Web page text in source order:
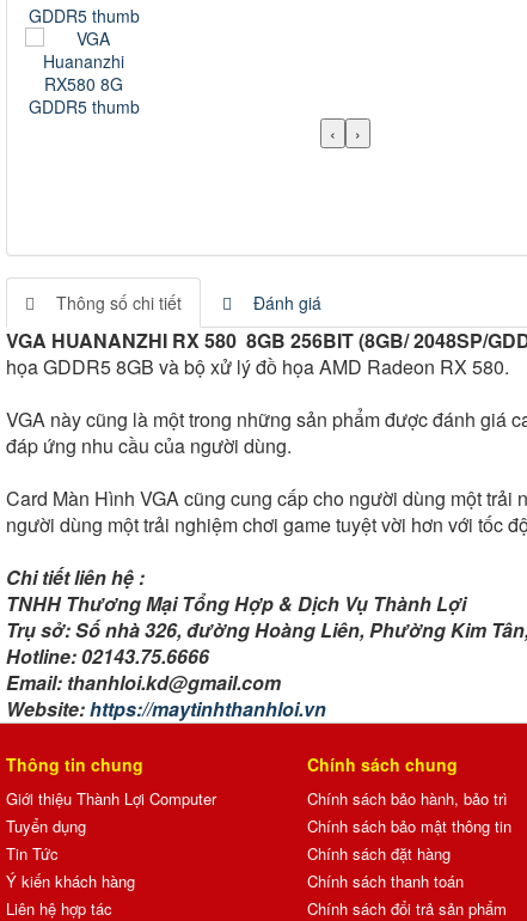
‹ ›
Thông số chi tiết Đánh giá
VGA HUANANZHI RX 580 8GB 256BIT (8GB/ 2048SP/
họa GDDR5 8GB và bộ xử lý đồ họa AMD Radeon RX 580.
VGA này cũng là một trong những sản phẩm được đánh giá
đáp ứng nhu cầu của người dùng.
Card Màn Hình VGA cũng cung cấp cho người dùng một
người dùng một trải nghiệm chơi game tuyệt vời hơn với tốc
Chi tiết liên hệ :
TNHH Thương Mại Tổng Hợp & Dịch Vụ Thành Lợi
Trụ sở: Số nhà 326, đường Hoàng Liên, Phường Kim
Hotline: 02143.75.6666
Email: thanhloi.kd@gmail.com
Website:https://maytinhthanhloi.vn
Thông tin chung
Giới thiệu Thành Lợi Computer
Tuyển dụng
Tin Tức
Ý kiến khách hàng
Liên hệ hợp tác
Chính sách chung
Chính sách bảo hành, bảo trì
Chính sách bảo mật thông tin
Chính sách đặt hàng
Chính sách thanh toán
Chính sách đổi trả sản phẩm